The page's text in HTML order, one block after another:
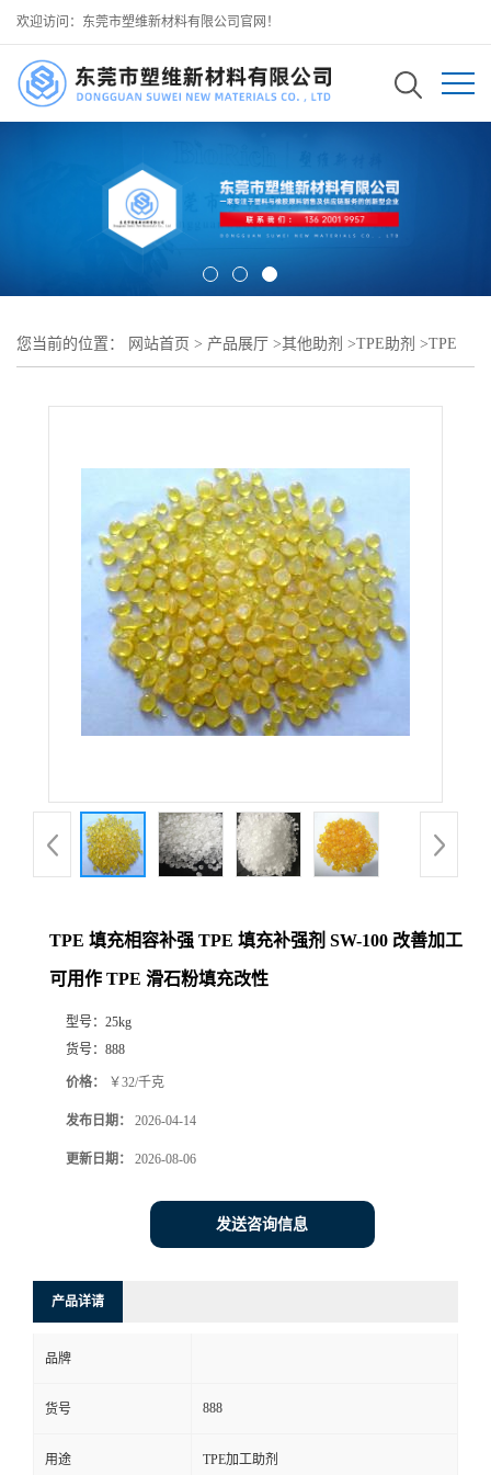
欢迎访问：东莞市塑维新材料有限公司官网！
您当前的位置： 网站首页 > 产品展厅 >其他助剂 >TPE助剂 >TPE
TPE 填充相容补强 TPE 填充补强剂 SW-100 改善加工
可用作 TPE 滑石粉填充改性
型号： 25kg
货号： 888
价格： ￥32/千克
发布日期： 2026-04-14
更新日期： 2026-08-06
发送咨询信息
产品详请
品牌
货号 888
用途 TPE加工助剂